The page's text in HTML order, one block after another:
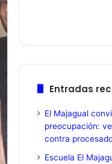
Entradas
El Majagual
preocupación:
contra
Escuela El